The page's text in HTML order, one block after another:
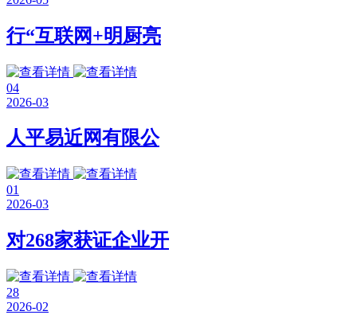
行“互联网+明厨亮
04
2026-03
人平易近网有限公
01
2026-03
对268家获证企业开
28
2026-02